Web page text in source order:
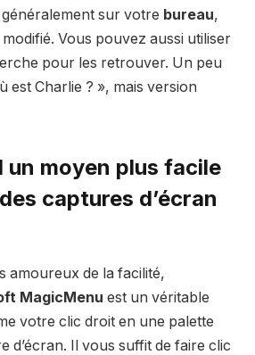
sur votre bureau,
Vous pouvez aussi utiliser
pour les retrouver. Un peu
est Charlie ? », mais version
moyen plus facile
captures d’écran
amoureux de la facilité,
MagicMenu est un véritable
votre clic droit en une palette
d’écran. Il vous suffit de faire clic